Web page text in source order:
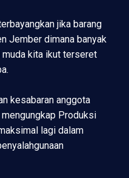
jika barang
Jember dimana banyak
muda kita ikut terseret
kesabaran anggota
Produksi
lagi dalam